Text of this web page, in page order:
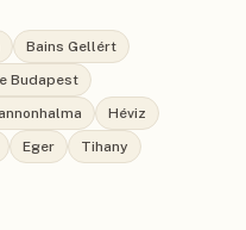
Bains Gellért
Budapest
Héviz
Eger
Tihany